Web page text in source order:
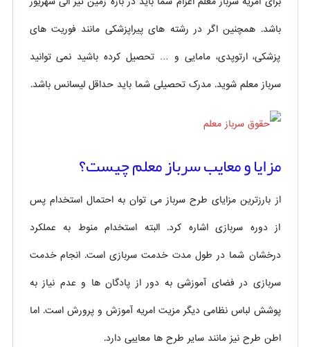
باشد. همچنین اگر در رشته های پیراپزشکی مانند فوریت های
پزشکی، ارتوپدی، مامایی و … تحصیل کرده باشید نمی توانید
سرباز معلم شوید. مدرک تحصیلی شما باید حداقل لیسانس باشد.
مزایا و معایب سرباز معلم چیست؟
از بارزترین مزایای طرح سرباز می توان به احتمال استخدام پس
از دوره سربازی اشاره کرد. البته استخدام منوط به عملکرد
درخشان شما در طول مدت خدمت سربازی است. انجام خدمت
سربازی در فضای آموزشی به دور از پادگان ها و عدم نیاز به
پوشش لباس نظامی دیگر مزیت امریه آموزش و پرورش است. اما
اطن طرح نیز مانند سایر طرح ها معایبی دارد.